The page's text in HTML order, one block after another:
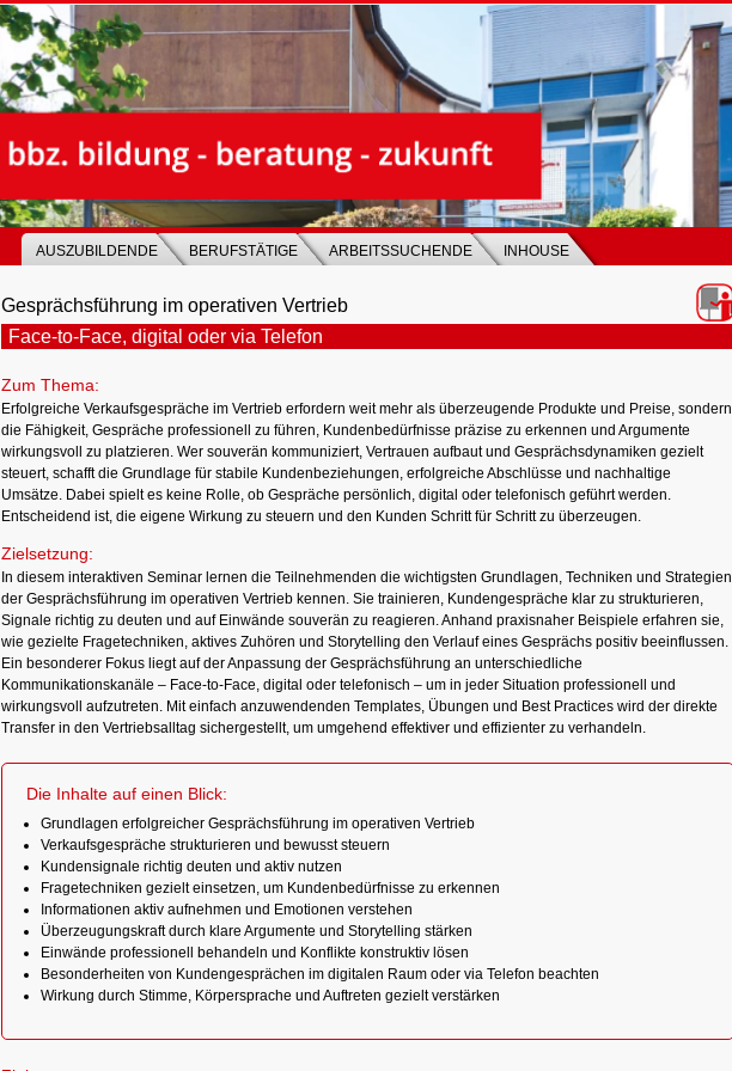
AUSZUBILDENDE BERUFSTÄTIGE ARBEITSSUCHENDE INHOUSE
Gesprächsführung im operativen Vertrieb
Face-to-Face, digital oder via Telefon
Zum Thema:
Erfolgreiche Verkaufsgespräche im Vertrieb erfordern weit mehr als überzeugende Produkte und Preise, sondern
die Fähigkeit, Gespräche professionell zu führen, Kundenbedürfnisse präzise zu erkennen und Argumente
wirkungsvoll zu platzieren. Wer souverän kommuniziert, Vertrauen aufbaut und Gesprächsdynamiken gezielt
steuert, schafft die Grundlage für stabile Kundenbeziehungen, erfolgreiche Abschlüsse und nachhaltige
Umsätze. Dabei spielt es keine Rolle, ob Gespräche persönlich, digital oder telefonisch geführt werden.
Entscheidend ist, die eigene Wirkung zu steuern und den Kunden Schritt für Schritt zu überzeugen.
Zielsetzung:
In diesem interaktiven Seminar lernen die Teilnehmenden die wichtigsten Grundlagen, Techniken und Strategien
der Gesprächsführung im operativen Vertrieb kennen. Sie trainieren, Kundengespräche klar zu strukturieren,
Signale richtig zu deuten und auf Einwände souverän zu reagieren. Anhand praxisnaher Beispiele erfahren sie,
wie gezielte Fragetechniken, aktives Zuhören und Storytelling den Verlauf eines Gesprächs positiv beeinflussen.
Ein besonderer Fokus liegt auf der Anpassung der Gesprächsführung an unterschiedliche
Kommunikationskanäle – Face-to-Face, digital oder telefonisch – um in jeder Situation professionell und
wirkungsvoll aufzutreten. Mit einfach anzuwendenden Templates, Übungen und Best Practices wird der direkte
Transfer in den Vertriebsalltag sichergestellt, um umgehend effektiver und effizienter zu verhandeln.
Die Inhalte auf einen Blick:
Grundlagen erfolgreicher Gesprächsführung im operativen Vertrieb
Verkaufsgespräche strukturieren und bewusst steuern
Kundensignale richtig deuten und aktiv nutzen
Fragetechniken gezielt einsetzen, um Kundenbedürfnisse zu erkennen
Informationen aktiv aufnehmen und Emotionen verstehen
Überzeugungskraft durch klare Argumente und Storytelling stärken
Einwände professionell behandeln und Konflikte konstruktiv lösen
Besonderheiten von Kundengesprächen im digitalen Raum oder via Telefon beachten
Wirkung durch Stimme, Körpersprache und Auftreten gezielt verstärken